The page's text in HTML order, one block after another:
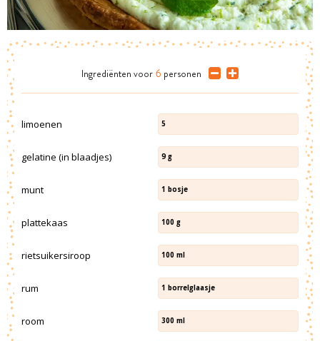
Ingrediënten voor 6 personen
limoenen 5
gelatine (in blaadjes) 9 g
munt 1 bosje
plattekaas 100 g
rietsuikersiroop 100 ml
rum 1 borrelglaasje
room 300 ml